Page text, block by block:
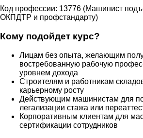
Код профессии: 13776 (Машинист
ОКПДТР и профстандарту)
Кому подойдет курс?
Лицам без опыта, желающим
востребованную рабочую
уровнем дохода
Строителям и работникам
карьерному росту
Действующим машинистам для
легализации стажа или
Корпоративным клиентам для
сертификации сотрудников